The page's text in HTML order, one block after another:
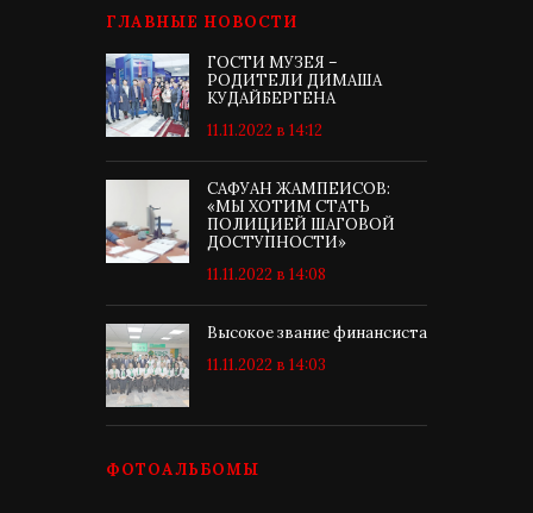
ГЛАВНЫЕ НОВОСТИ
ГОСТИ МУЗЕЯ –
РОДИТЕЛИ ДИМАША
КУДАЙБЕРГЕНА
11.11.2022 в 14:12
САФУАН ЖАМПЕИСОВ:
«МЫ ХОТИМ СТАТЬ
ПОЛИЦИЕЙ ШАГОВОЙ
ДОСТУПНОСТИ»
11.11.2022 в 14:08
Высокое звание финансиста
11.11.2022 в 14:03
ФОТОАЛЬБОМЫ